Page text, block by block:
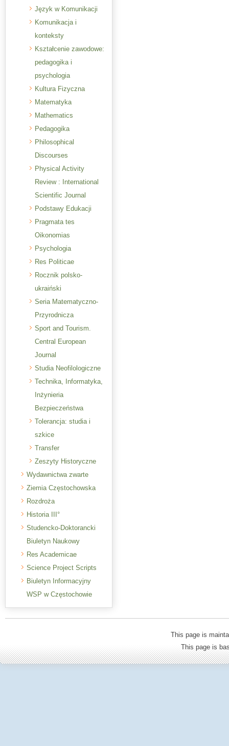
Język w Komunikacji
Komunikacja i
konteksty
Kształcenie zawodowe:
pedagogika i
psychologia
Kultura Fizyczna
Matematyka
Mathematics
Pedagogika
Philosophical
Discourses
Physical Activity
Review : International
Scientific Journal
Podstawy Edukacji
Pragmata tes
Oikonomias
Psychologia
Res Politicae
Rocznik polsko-
ukraiński
Seria Matematyczno-
Przyrodnicza
Sport and Tourism.
Central European
Journal
Studia Neofilologiczne
Technika, Informatyka,
Inżynieria
Bezpieczeństwa
Tolerancja: studia i
szkice
Transfer
Zeszyty Historyczne
Wydawnictwa zwarte
Ziemia Częstochowska
Rozdroża
Historia III°
Studencko-Doktorancki
Biuletyn Naukowy
Res Academicae
Science Project Scripts
Biuletyn Informacyjny
WSP w Częstochowie
This page is
This page is